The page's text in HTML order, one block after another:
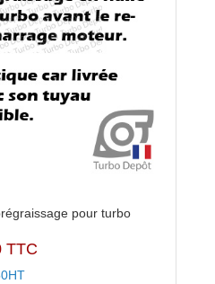
pour turbo
TTC